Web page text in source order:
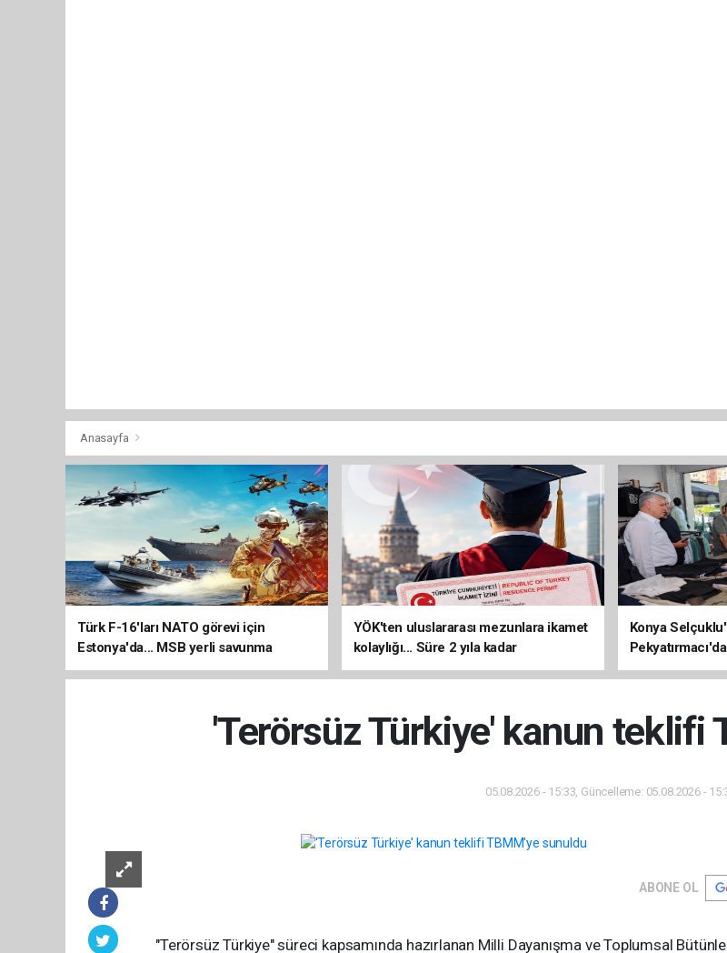
Anasayfa
Türk F-16'ları NATO görevi için
Estonya'da... MSB yerli savunma
sistemleriyle güçleniyor
YÖK'ten uluslararası mezunlara ikamet
kolaylığı... Süre 2 yıla kadar
uzatılabilecek
Konya
'Terörsüz Türkiye' kanun teklifi
05.08.2026 - 15:33, Güncelleme: 05.08.2026 -
ABONE OL
"Terörsüz Türkiye" süreci kapsamında hazırlanan Milli Dayanışma ve Toplumsal